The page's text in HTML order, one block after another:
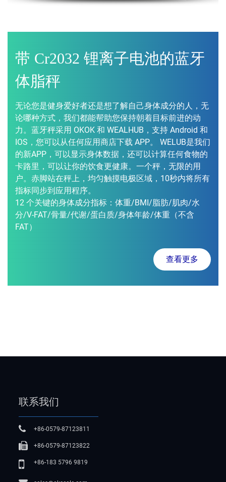
带 Cr2032 锂离子电池的蓝牙
体脂秤
无论您是健身爱好者还是想了解自己身体成分的人，无
论哪种方式，我们都能帮助您保持朝着目标前进的动
力。蓝牙秤采用 OKOK 和 WEALHUB，支持 Android 和
IOS，您可以从任何应用商店下载 APP。 WELUB是我们
的新APP，可以显示身体数据，还可以计算任何食物的
卡路里，可以让你的饮食更健康。一个秤，无限的用
户。赤脚站在秤上，均匀触摸电极区域，10秒内将所有
指标同步到应用程序。
12 个关键的身体成分指标：体重/BMI/脂肪/肌肉/水
分/V-FAT/骨量/代谢/蛋白质/身体年龄/体重（不含
FAT）
查看更多
联系我们
+86-0579-87123811
+86-0579-87123822
+86-183 5796 9819